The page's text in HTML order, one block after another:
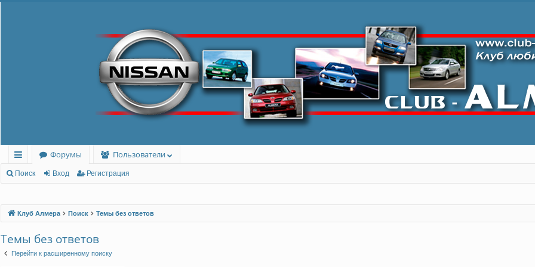
с
лк
Форумы
Пользователи
Поиск Вход Регистрация
Клуб Алмера Поиск Темы без ответов
Темы без ответов
Перейти к расширенному поиску